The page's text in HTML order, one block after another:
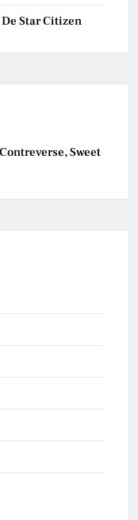
Star Citizen
Sweet